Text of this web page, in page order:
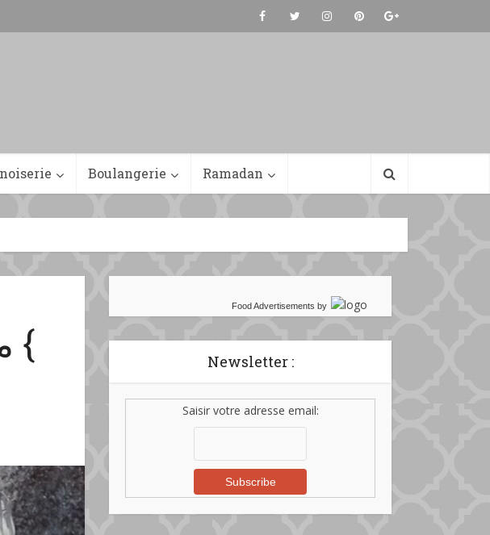
Boulangerie Ramadan
Food Advertisements by
Newsletter :
Saisir votre adresse email: